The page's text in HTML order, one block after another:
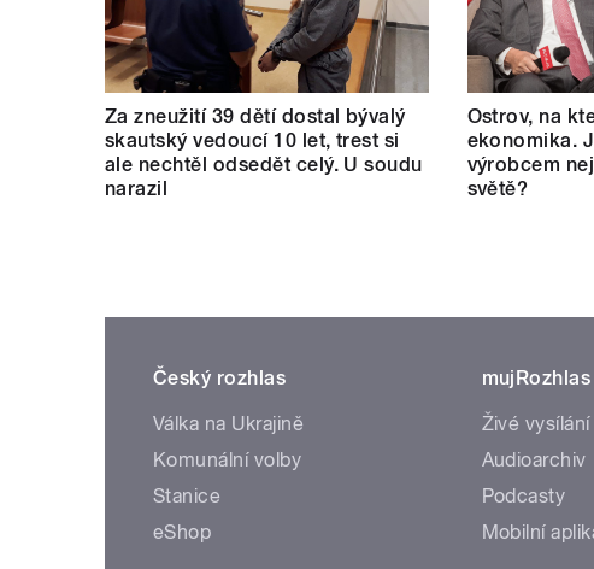
Za zneužití 39 dětí dostal bývalý
skautský vedoucí 10 let, trest si
ale nechtěl odsedět celý. U soudu
narazil
Ostrov, na
ekonomika.
výrobcem
světě?
Český rozhlas
Válka na Ukrajině
Komunální volby
Stanice
eShop
mujRozhlas
Živé vysílání
Audioarchiv
Podcasty
Mobilní